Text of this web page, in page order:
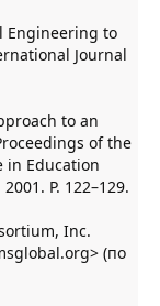
Engineering to
Journal
to an
of the
in Education
P. 122–129.
Inc.
(по